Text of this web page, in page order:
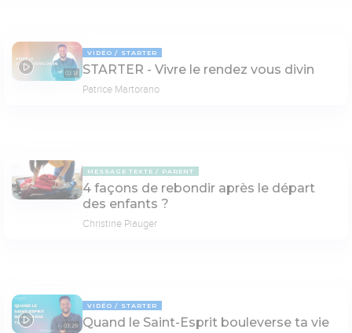
03:13
VIDÉO STARTER
STARTER - Vivre le rendez vous divin
Patrice Martorano
MESSAGE TEXTE PARENT
4 façons de rebondir après le départ
des enfants ?
Christine Piauger
03:29
VIDÉO STARTER
Quand le Saint-Esprit bouleverse ta vie